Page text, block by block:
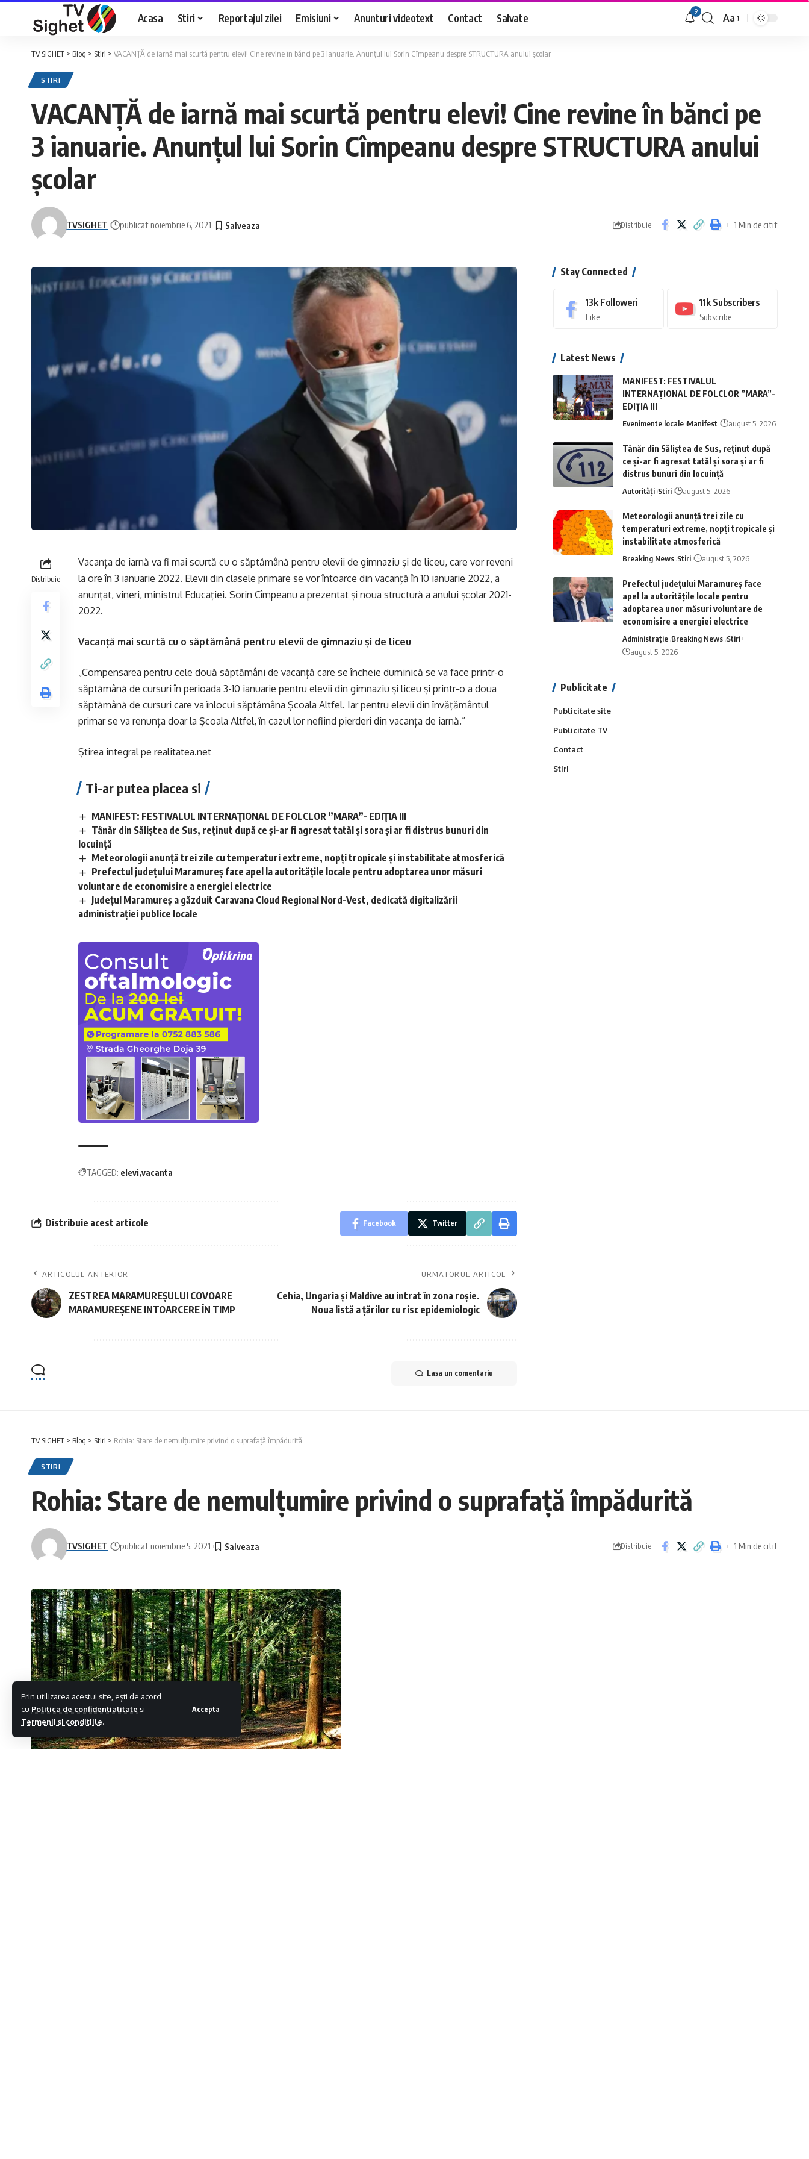
Prin utilizarea acestui site, ești de acord
cu Politica de confidentialitate si
Termenii si conditiile.
Accepta
Acasa Stiri Reportajul zilei Emisiuni Anunturi videotext Contact Salvate 9
Font
Aa
TV SIGHET > Blog > Stiri > VACANȚĂ de iarnă mai scurtă pentru elevi! Cine revine în bănci pe 3 ianuarie. Anunțul lui Sorin Cîmpeanu despre STRUCTURA anului școlar
STIRI
VACANȚĂ de iarnă mai scurtă pentru elevi! Cine revine în bănci pe
3 ianuarie. Anunțul lui Sorin Cîmpeanu despre STRUCTURA anului
școlar
TVSIGHET publicat noiembrie 6, 2021 Distribuie 1 Min de citit
Distribuie
Vacanța de iarnă va fi mai scurtă cu o săptămână pentru elevii de gimnaziu și de liceu, care vor reveni
la ore în 3 ianuarie 2022. Elevii din clasele primare se vor întoarce din vacanță în 10 ianuarie 2022, a
anunțat, vineri, ministrul Educației. Sorin Cîmpeanu a prezentat și noua structură a anului școlar 2021-
2022.
Vacanță mai scurtă cu o săptămână pentru elevii de gimnaziu și de liceu
„Compensarea pentru cele două săptămâni de vacanță care se încheie duminică se va face printr-o
săptămână de cursuri în perioada 3-10 ianuarie pentru elevii din gimnaziu și liceu și printr-o a doua
săptămână de cursuri care va înlocui săptămâna Școala Altfel. Iar pentru elevii din învățământul
primar se va renunța doar la Școala Altfel, în cazul lor nefiind pierderi din vacanța de iarnă.”
Știrea integral pe realitatea.net
Ti-ar putea placea si
MANIFEST: FESTIVALUL INTERNAȚIONAL DE FOLCLOR ”MARA”- EDIȚIA III
Tânăr din Săliștea de Sus, reținut după ce și-ar fi agresat tatăl și sora și ar fi distrus bunuri din
locuință
Meteorologii anunță trei zile cu temperaturi extreme, nopţi tropicale şi instabilitate atmosferică
Prefectul județului Maramureș face apel la autoritățile locale pentru adoptarea unor măsuri
voluntare de economisire a energiei electrice
Județul Maramureș a găzduit Caravana Cloud Regional Nord-Vest, dedicată digitalizării
administrației publice locale
TAGGED: elevi vacanta
Distribuie acest articole Facebook Twitter
ARTICOLUL ANTERIOR
ZESTREA MARAMUREȘULUI COVOARE
MARAMUREȘENE INTOARCERE ÎN TIMP
URMATORUL ARTICOL
Cehia, Ungaria și Maldive au intrat în zona roșie.
Noua listă a țărilor cu risc epidemiologic
Lasa un comentariu
Stay Connected
13k Followeri
Like
11k Subscribers
Subscribe
Latest News
MANIFEST: FESTIVALUL
INTERNAȚIONAL DE FOLCLOR ”MARA”-
EDIȚIA III
Evenimente locale Manifest august 5, 2026
Tânăr din Săliștea de Sus, reținut după
ce și-ar fi agresat tatăl și sora și ar fi
distrus bunuri din locuință
Autorități Stiri august 5, 2026
Meteorologii anunță trei zile cu
temperaturi extreme, nopţi tropicale şi
instabilitate atmosferică
Breaking News Stiri august 5, 2026
Prefectul județului Maramureș face
apel la autoritățile locale pentru
adoptarea unor măsuri voluntare de
economisire a energiei electrice
Administrație Breaking News Stiri
august 5, 2026
Publicitate
Publicitate site
Publicitate TV
Contact
Stiri
TV SIGHET > Blog > Stiri > Rohia: Stare de nemulțumire privind o suprafață împădurită
STIRI
Rohia: Stare de nemulțumire privind o suprafață împădurită
TVSIGHET publicat noiembrie 5, 2021 Distribuie 1 Min de citit